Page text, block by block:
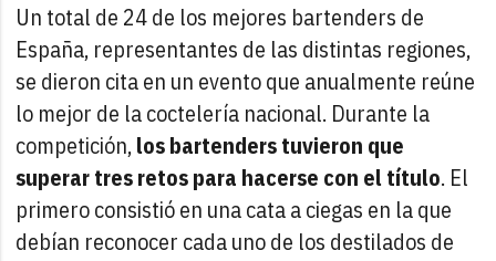
Un total de 24 de los mejores bartenders de
España, representantes de las distintas regiones,
se dieron cita en un evento que anualmente reúne
lo mejor de la coctelería nacional. Durante la
competición,los bartenders tuvieron que
superar tres retos para hacerse con el título. El
primero consistió en una cata a ciegas en la que
debían reconocer cada uno de los destilados de